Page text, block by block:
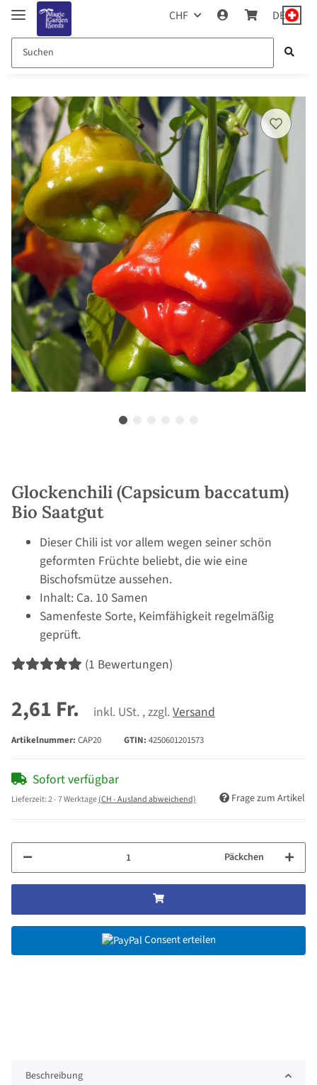
CHF DE
Glockenchili (Capsicum baccatum)
Bio Saatgut
Dieser Chili ist vor allem wegen seiner schön
geformten Früchte beliebt, die wie eine
Bischofsmütze aussehen.
Inhalt: Ca. 10 Samen
Samenfeste Sorte, Keimfähigkeit regelmäßig
geprüft.
(1 Bewertungen)
2,61 Fr. inkl. USt. , zzgl. Versand
Artikelnummer: CAP20 GTIN: 4250601201573
Sofort verfügbar
Lieferzeit:2 - 7 Werktage(CH - Ausland abweichend) Frage zum Artikel
Päckchen
Consent erteilen
Beschreibung